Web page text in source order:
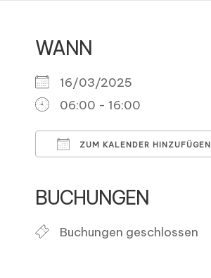
G
ei
d
e
Fl
o
h
WANN
16/03/2025
06:00 - 16:00
ZUM KALENDER HINZUFÜGEN
BUCHUNGEN
Buchungen geschlossen